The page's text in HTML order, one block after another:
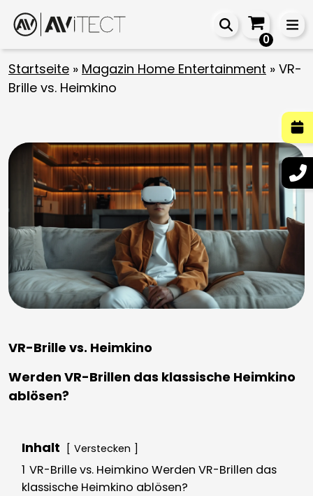
0
Startseite » Magazin Home Entertainment » VR-
Brille vs. Heimkino
VR-Brille vs. Heimkino
Werden VR-Brillen das klassische Heimkino
ablösen?
Inhalt Verstecken
1 VR-Brille vs. Heimkino Werden VR-Brillen das
klassische Heimkino ablösen?